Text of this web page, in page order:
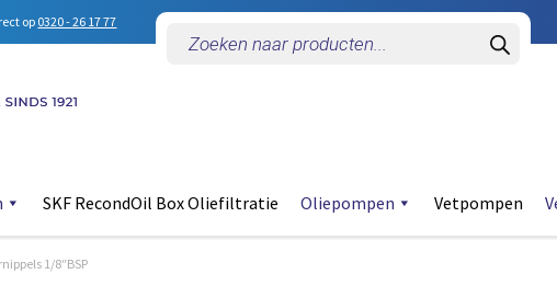
op 0320 - 26 17 77
zoeken
SKF RecondOil Box Oliefiltratie Oliepompen Vetpompen
1/8″BSP